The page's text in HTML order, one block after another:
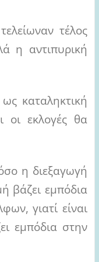
τέλος
η αντιπυρική
καταληκτική
οι εκλογές θα
η διεξαγωγή
βάζει εμπόδια
γιατί είναι
εμπόδια στην